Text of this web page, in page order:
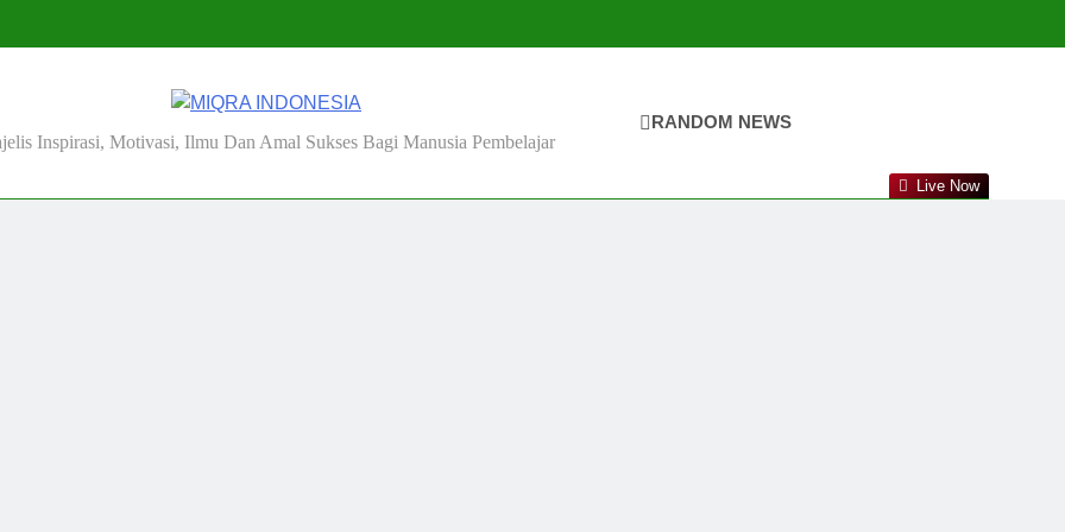
INDONESIA
Inspirasi, Motivasi, Ilmu Dan Amal Sukses Bagi Manusia Pembelajar
RANDOM NEWS
Live Now